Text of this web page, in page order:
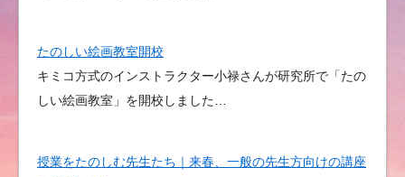
たのしい絵画教室開校
キミコ方式のインストラクター小禄さんが研究所で「たの
しい絵画教室」を開校しました…
授業をたのしむ先生たち｜来春、一般の先生方向けの講座